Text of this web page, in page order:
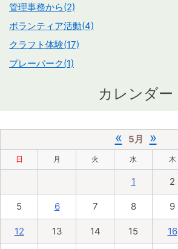
管理事務から(2)
ボランティア活動(4)
クラフト体験(17)
プレーパーク(1)
カレンダー
« 5月 »
日 月 火 水 木
1 2
5 6 7 8 9
12 13 14 15 16